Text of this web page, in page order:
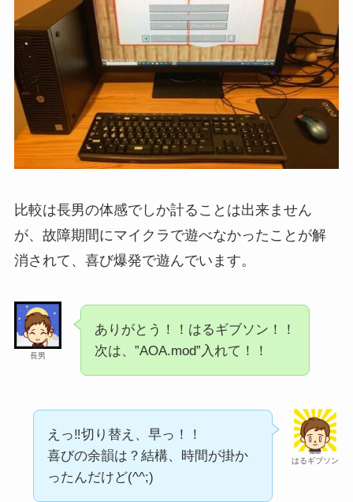
比較は長男の体感でしか計ることは出来ません
が、故障期間にマイクラで遊べなかったことが解
消されて、喜び爆発で遊んでいます。
長男
ありがとう！！はるギブソン！！
次は、”AOA.mod”入れて！！
はるギブソン
えっ‼︎切り替え、早っ！！
喜びの余韻は？結構、時間が掛か
ったんだけど(^^;)